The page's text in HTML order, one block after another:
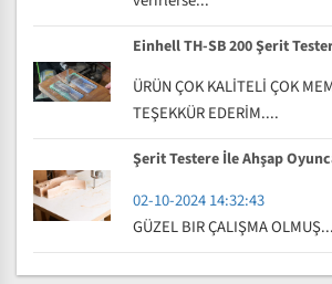
Einhell TH-SB 200 Şerit
ÜRÜN ÇOK KALİTELİ ÇOK
TEŞEKKÜR EDERİM....
Şerit Testere İle Ahşap
02-10-2024 14:32:43
GÜZEL BIR ÇALIŞMA